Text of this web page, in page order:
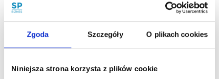
Zgoda Szczegóły O plikach cookies
Niniejsza strona korzysta z plików cookie